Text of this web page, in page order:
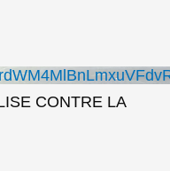
CONTRE LA